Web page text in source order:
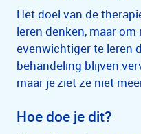
Het doel van de
leren denken, maar
evenwichtiger te leren
behandeling blijven
maar je ziet ze niet
Hoe doe je dit?